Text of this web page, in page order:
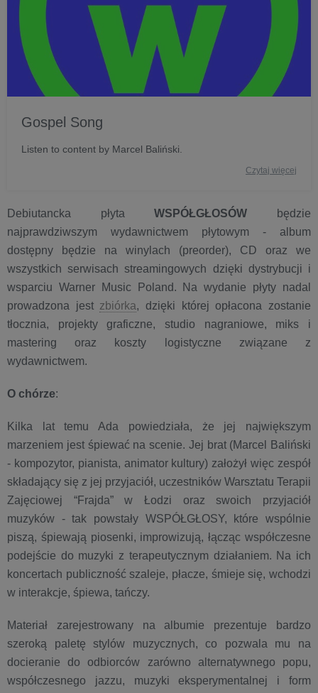
Gospel Song
Listen to content by Marcel Baliński.
Czytaj więcej
Debiutancka płytaWSPÓŁGŁOSÓW będzie
najprawdziwszym wydawnictwem płytowym - album
dostępny będzie na winylach (preorder), CD oraz we
wszystkich serwisach streamingowych dzięki dystrybucji i
wsparciu Warner Music Poland. Na wydanie płyty nadal
prowadzona jest zbiórka, dzięki której opłacona zostanie
tłocznia, projekty graficzne, studio nagraniowe, miks i
mastering oraz koszty logistyczne związane z
wydawnictwem.
O chórze:
Kilka lat temu Ada powiedziała, że jej największym
marzeniem jest śpiewać na scenie. Jej brat (Marcel Baliński
- kompozytor, pianista, animator kultury) założył więc zespół
składający się z jej przyjaciół, uczestników Warsztatu Terapii
Zajęciowej “Frajda” w Łodzi oraz swoich przyjaciół
muzyków - tak powstały WSPÓŁGŁOSY, które wspólnie
piszą, śpiewają piosenki, improwizują, łącząc współczesne
podejście do muzyki z terapeutycznym działaniem. Na ich
koncertach publiczność szaleje, płacze, śmieje się, wchodzi
w interakcje, śpiewa, tańczy.
Materiał zarejestrowany na albumie prezentuje bardzo
szeroką paletę stylów muzycznych, co pozwala mu na
docieranie do odbiorców zarówno alternatywnego popu,
współczesnego jazzu, muzyki eksperymentalnej i form